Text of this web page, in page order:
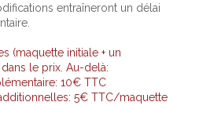
entraîneront un délai
(maquette initiale + un
le prix. Au-delà:
10€ TTC
5€ TTC/maquette